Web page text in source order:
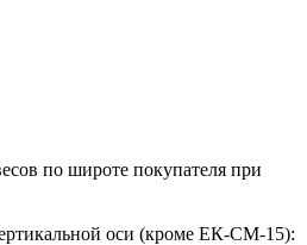
по широте покупателя при
оси (кроме ЕК-СМ-15):